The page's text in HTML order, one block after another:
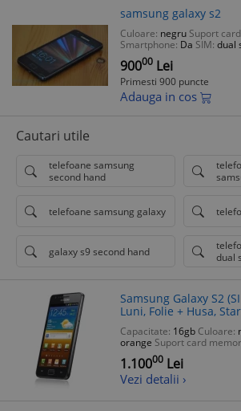
samsung galaxy s2
Culoare: negru Suport
Smartphone: Da SIM: dual
90000 Lei
Primesti 900 puncte
Adauga in cos
Cautari utile
telefoane samsung
second hand
telefoane samsung galaxy
galaxy s9 second hand
dual
Samsung Galaxy S2
Luni, Folie + Husa,
Capacitate: 16gb Culoare:
orange Suport card
Smartphone:
1.10000 Lei
Vezi detalii ›